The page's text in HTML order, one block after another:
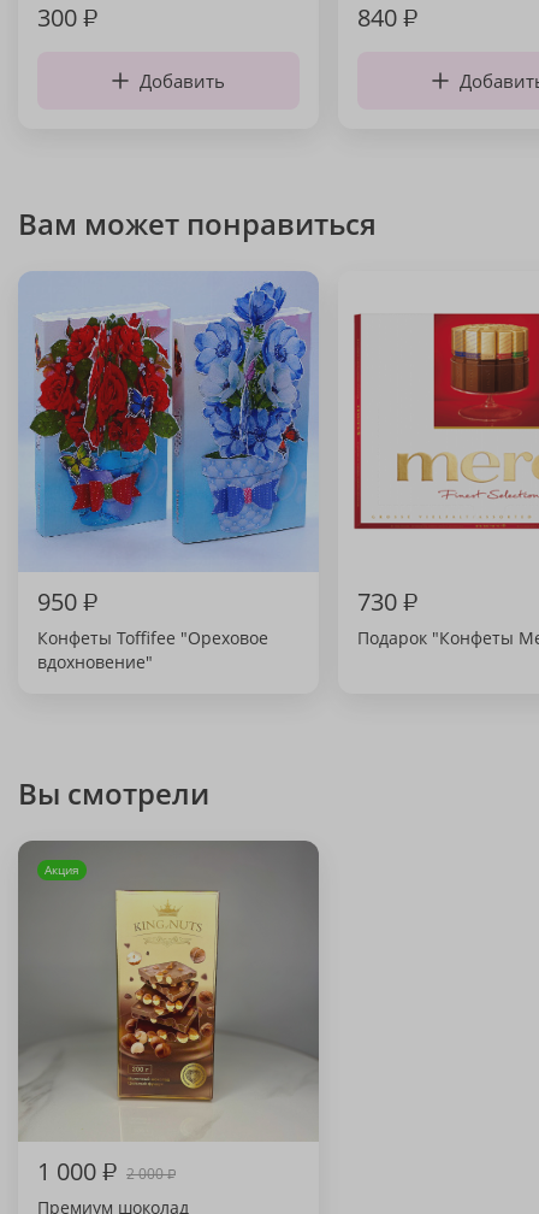
300₽
Добавить
840₽
Вам может понравиться
950₽
Конфеты Toffifee "Ореховое
вдохновение"
730₽
Подарок "Конфеты
Вы смотрели
Акция
1 000₽ 2 000₽
Премиум шоколад